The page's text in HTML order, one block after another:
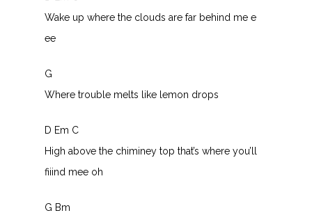
Wake up where the clouds are far behind me e
ee
G
Where trouble melts like lemon drops
D Em C
High above the chiminey top that’s where you’ll
fiiind mee oh
G Bm